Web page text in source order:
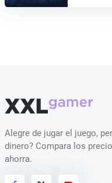
Alegre de jugar el juego,
dinero? Compara los
ahorra.